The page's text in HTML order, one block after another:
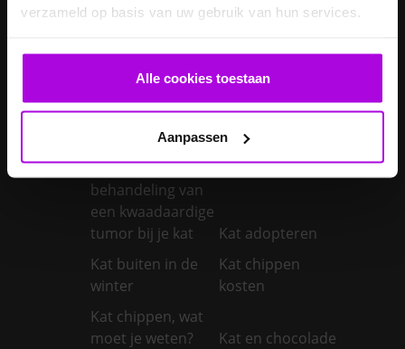
verzameld op basis van uw gebruik van hun services.
Alle cookies toestaan
Aanpassen
Je konijn laten
Je konijn laten
Je konijnen
symptomen,
diagnose en
behandeling van
een kwaadaardige
tumor bij je kat
Kat adopteren
Kat buiten in de
winter
Kat chippen
kosten
Kat chippen, wat
moet je weten?
Kat en chocolade